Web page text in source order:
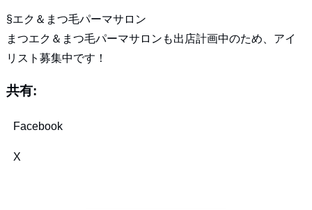
§エク＆まつ毛パーマサロン
まつエク＆まつ毛パーマサロンも出店計画中のため、アイ
リスト募集中です！
共有:
Facebook
X